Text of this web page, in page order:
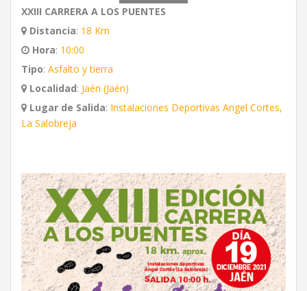
XXIII CARRERA A LOS PUENTES
Distancia: 18 Km
Hora: 10:00
Tipo: Asfalto y tierra
Localidad: Jaén (Jaén)
Lugar de Salida: Instalaciones Deportivas Angel Cortes,
La Salobreja